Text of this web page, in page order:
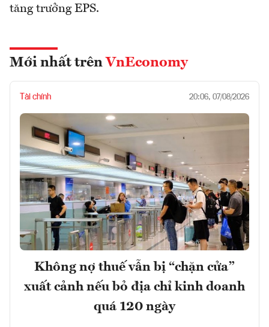
tăng trưởng EPS.
Mới nhất trên VnEconomy
Tài chính 20:06, 07/08/2026
Không nợ thuế vẫn bị “chặn cửa”
xuất cảnh nếu bỏ địa chỉ kinh doanh
quá 120 ngày